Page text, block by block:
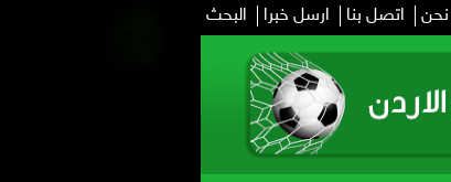
اتصل بنا ارسل خبرا البحث